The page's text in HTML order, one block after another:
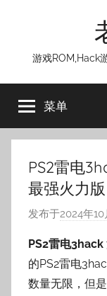
游戏ROM,Hack
菜单
PS2雷电
最强火力版
发布于2024年10
PS2雷电3hack
的PS2雷电
数量无限，但